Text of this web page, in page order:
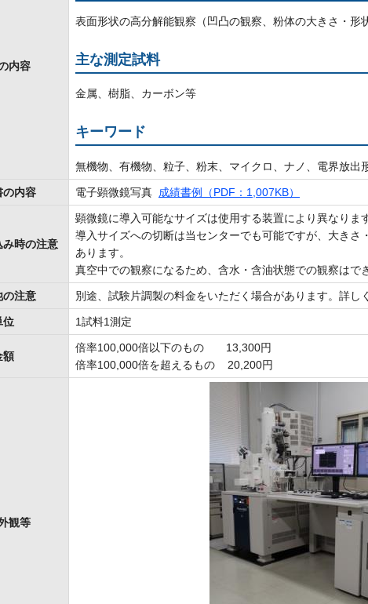
内容
表面形状の高分解能観察（凹凸の観察、粉体の大きさ・形
主な測定試料
金属、樹脂、カーボン等
キーワード
無機物、有機物、粒子、粉末、マイクロ、ナノ、電界放出
の内容 電子顕微鏡写真 成績書例（PDF：1,007KB）
時の注意
顕微鏡に導入可能なサイズは使用する装置により異なります
導入サイズへの切断は当センターでも可能ですが、大き
あります。
真空中での観察になるため、含水・含油状態での観察はで
の注意 別途、試験片調製の料金をいただく場合があります。詳し
位 1試料1測定
額
倍率100,000倍以下のもの 13,300円
倍率100,000倍を超えるもの 20,200円
観等